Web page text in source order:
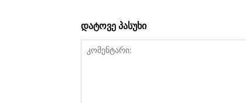
დატოვე პასუხი